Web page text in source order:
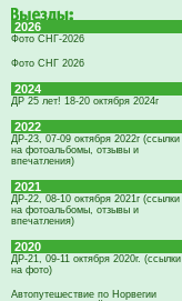
2026
Фото СНГ-2026
Фото СНГ 2026
2024
ДР 25 лет! 18-20 октября 2024г
2022
ДР-23, 07-09 октября 2022г (ссылки
на фотоальбомы, отзывы и
впечатления)
2021
ДР-22, 08-10 октября 2021г (ссылки
на фотоальбомы, отзывы и
впечатления)
2020
ДР-21, 09-11 октября 2020г. (ссылки
на фото)
Автопутешествие по Норвегии